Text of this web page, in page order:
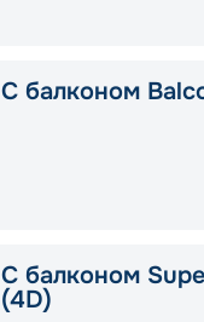
С балконом
С балконом
(4D)